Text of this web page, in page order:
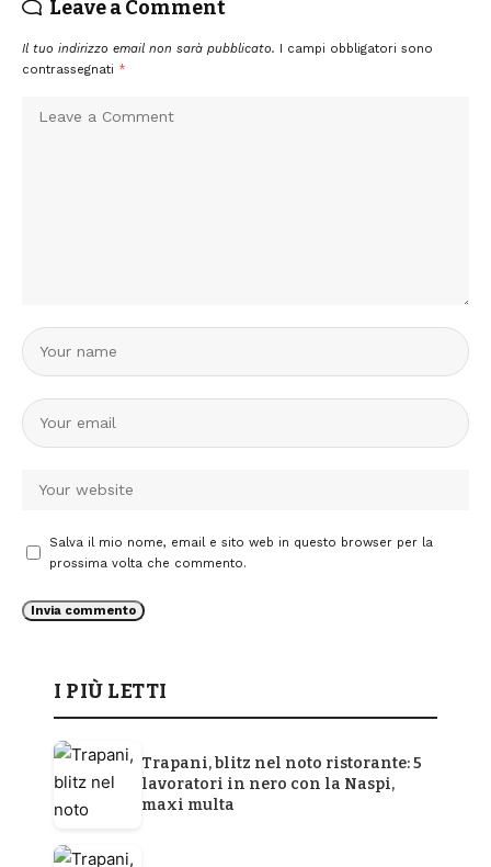
Leave a Comment
Il tuo indirizzo email non sarà pubblicato. I campi obbligatori sono
contrassegnati *
Salva il mio nome, email e sito web in questo browser per la
prossima volta che commento.
I PIÙ LETTI
Trapani, blitz nel noto ristorante: 5
lavoratori in nero con la Naspi,
maxi multa